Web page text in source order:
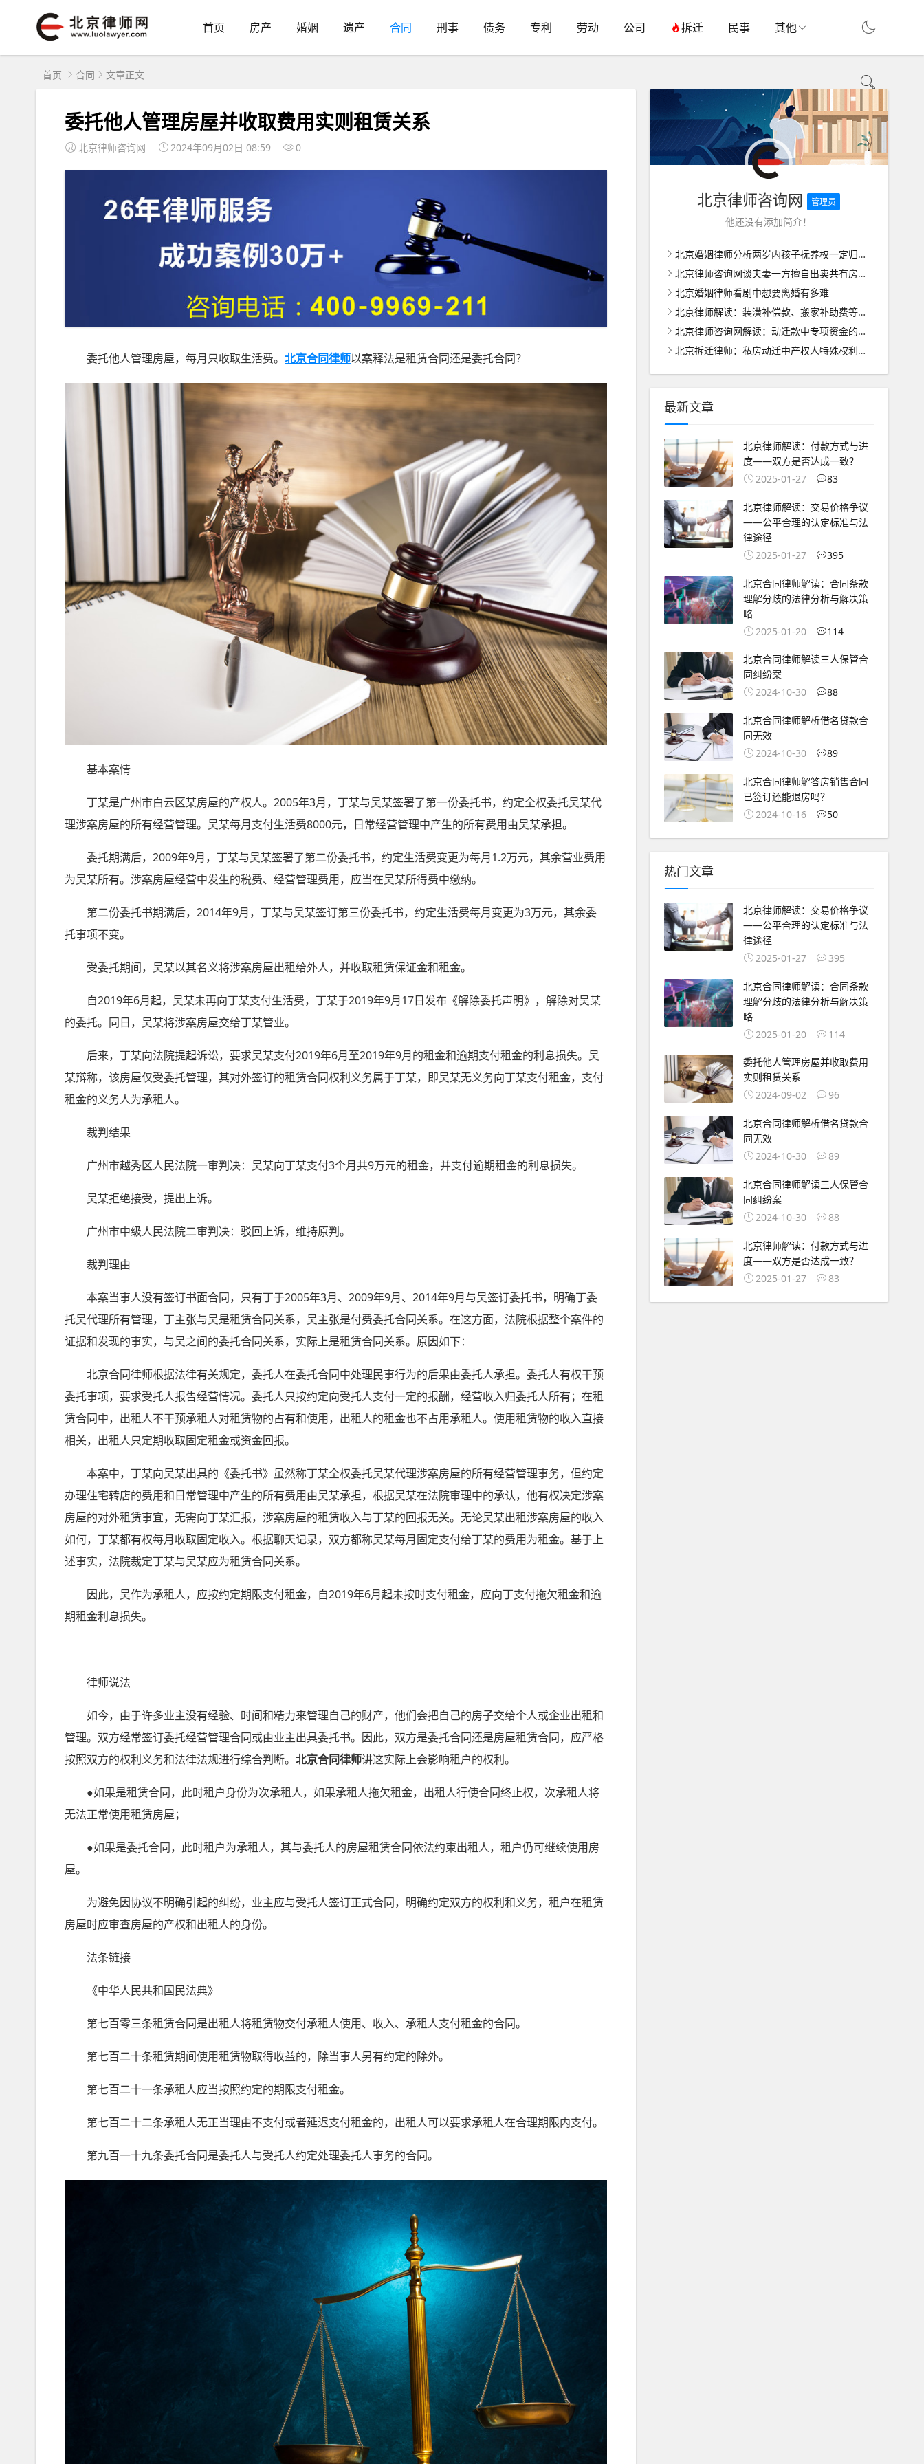
首页 房产 婚姻 遗产 合同 刑事 债务 专利 劳动 公司 拆迁 民事 其他
首页 合同 文章正文
委托他人管理房屋并收取费用实则租赁关系
北京律师咨询网 2024年09月02日 08:59 0
委托他人管理房屋，每月只收取生活费。 北京合同律师以案释法是租赁合同还是委托合同？
基本案情
丁某是广州市白云区某房屋的产权人。2005年3月，丁某与吴某签署了第一份委托书，约定全权委托吴某代
理涉案房屋的所有经营管理。吴某每月支付生活费8000元，日常经营管理中产生的所有费用由吴某承担。
委托期满后，2009年9月，丁某与吴某签署了第二份委托书，约定生活费变更为每月1.2万元，其余营业费用
为吴某所有。涉案房屋经营中发生的税费、经营管理费用，应当在吴某所得费中缴纳。
第二份委托书期满后，2014年9月，丁某与吴某签订第三份委托书，约定生活费每月变更为3万元，其余委
托事项不变。
受委托期间，吴某以其名义将涉案房屋出租给外人，并收取租赁保证金和租金。
自2019年6月起，吴某未再向丁某支付生活费，丁某于2019年9月17日发布《解除委托声明》，解除对吴某
的委托。同日，吴某将涉案房屋交给丁某管业。
后来，丁某向法院提起诉讼，要求吴某支付2019年6月至2019年9月的租金和逾期支付租金的利息损失。吴
某辩称，该房屋仅受委托管理，其对外签订的租赁合同权利义务属于丁某，即吴某无义务向丁某支付租金，支付
租金的义务人为承租人。
裁判结果
广州市越秀区人民法院一审判决：吴某向丁某支付3个月共9万元的租金，并支付逾期租金的利息损失。
吴某拒绝接受，提出上诉。
广州市中级人民法院二审判决：驳回上诉，维持原判。
裁判理由
本案当事人没有签订书面合同，只有丁于2005年3月、2009年9月、2014年9月与吴签订委托书，明确丁委
托吴代理所有管理，丁主张与吴是租赁合同关系，吴主张是付费委托合同关系。在这方面，法院根据整个案件的
证据和发现的事实，与吴之间的委托合同关系，实际上是租赁合同关系。原因如下：
北京合同律师根据法律有关规定，委托人在委托合同中处理民事行为的后果由委托人承担。委托人有权干预
委托事项，要求受托人报告经营情况。委托人只按约定向受托人支付一定的报酬，经营收入归委托人所有；在租
赁合同中，出租人不干预承租人对租赁物的占有和使用，出租人的租金也不占用承租人。使用租赁物的收入直接
相关，出租人只定期收取固定租金或资金回报。
本案中，丁某向吴某出具的《委托书》虽然称丁某全权委托吴某代理涉案房屋的所有经营管理事务，但约定
办理住宅转店的费用和日常管理中产生的所有费用由吴某承担，根据吴某在法院审理中的承认，他有权决定涉案
房屋的对外租赁事宜，无需向丁某汇报，涉案房屋的租赁收入与丁某的回报无关。无论吴某出租涉案房屋的收入
如何，丁某都有权每月收取固定收入。根据聊天记录，双方都称吴某每月固定支付给丁某的费用为租金。基于上
述事实，法院裁定丁某与吴某应为租赁合同关系。
因此，吴作为承租人，应按约定期限支付租金，自2019年6月起未按时支付租金，应向丁支付拖欠租金和逾
期租金利息损失。
律师说法
如今，由于许多业主没有经验、时间和精力来管理自己的财产，他们会把自己的房子交给个人或企业出租和
管理。双方经常签订委托经营管理合同或由业主出具委托书。因此，双方是委托合同还是房屋租赁合同，应严格
按照双方的权利义务和法律法规进行综合判断。 北京合同律师讲这实际上会影响租户的权利。
●如果是租赁合同，此时租户身份为次承租人，如果承租人拖欠租金，出租人行使合同终止权，次承租人将
无法正常使用租赁房屋；
●如果是委托合同，此时租户为承租人，其与委托人的房屋租赁合同依法约束出租人，租户仍可继续使用房
屋。
为避免因协议不明确引起的纠纷，业主应与受托人签订正式合同，明确约定双方的权利和义务，租户在租赁
房屋时应审查房屋的产权和出租人的身份。
法条链接
《中华人民共和国民法典》
第七百零三条租赁合同是出租人将租赁物交付承租人使用、收入、承租人支付租金的合同。
第七百二十条租赁期间使用租赁物取得收益的，除当事人另有约定的除外。
第七百二十一条承租人应当按照约定的期限支付租金。
第七百二十二条承租人无正当理由不支付或者延迟支付租金的，出租人可以要求承租人在合理期限内支付。
第九百一十九条委托合同是委托人与受托人约定处理委托人事务的合同。
北京律师咨询网 管理员
他还没有添加简介！
北京婚姻律师分析两岁内孩子抚养权一定归女方吗
北京律师咨询网谈夫妻一方擅自出卖共有房屋如何维权
北京婚姻律师看剧中想要离婚有多难
北京律师解读：装潢补偿款、搬家补助费等的合理分配之道
北京律师咨询网解读：动迁款中专项资金的管理与使用之道
北京拆迁律师：私房动迁中产权人特殊权利的法律保护与处理
最新文章
北京律师解读：付款方式与进
度——双方是否达成一致？
2025-01-27
83
北京律师解读：交易价格争议
——公平合理的认定标准与法
律途径
2025-01-27
395
北京合同律师解读：合同条款
理解分歧的法律分析与解决策
略
2025-01-20
114
北京合同律师解读三人保管合
同纠纷案
2024-10-30
88
北京合同律师解析借名贷款合
同无效
2024-10-30
89
北京合同律师解答房销售合同
已签订还能退房吗？
2024-10-16
50
热门文章
北京律师解读：交易价格争议
——公平合理的认定标准与法
律途径
2025-01-27
395
北京合同律师解读：合同条款
理解分歧的法律分析与解决策
略
2025-01-20
114
委托他人管理房屋并收取费用
实则租赁关系
2024-09-02
96
北京合同律师解析借名贷款合
同无效
2024-10-30
89
北京合同律师解读三人保管合
同纠纷案
2024-10-30
88
北京律师解读：付款方式与进
度——双方是否达成一致？
2025-01-27
83